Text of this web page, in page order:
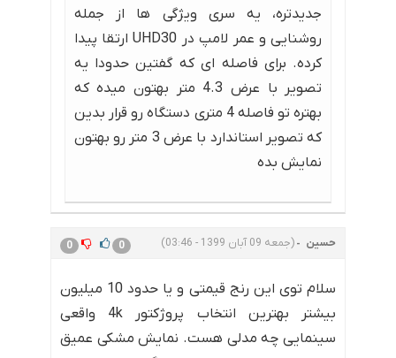
جدیدتره، یه سری ویژگی ها از جمله
روشنایی و عمر لامپ در UHD30 ارتقا پیدا
کرده. برای فاصله ای که گفتین حدودا یه
تصویر با عرض 4.3 متر بهتون میده که
بهتره تو فاصله 4 متری دستگاه رو قرار بدین
که تصویر استاندارد با عرض 3 متر رو بهتون
نمایش بده
حسین (جمعه 09 آبان 1399 - 03:46) 0 0
سلام توی این رنج قیمتی و یا حدود 10 میلیون
بیشتر بهترین انتخاب پروژکتور 4k واقعی
سینمایی چه مدلی هست. نمایش مشکی عمیق